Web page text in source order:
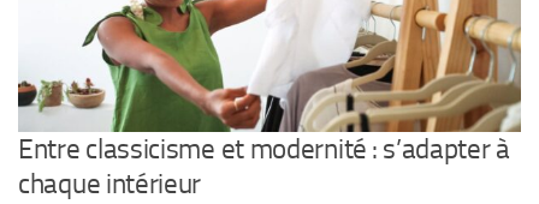
Entre classicisme et modernité : s’adapter à
chaque intérieur